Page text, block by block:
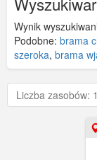
Wynik
Podobne: brama
szeroka, brama
Liczba zasobów: